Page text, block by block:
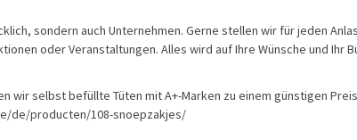
sondern auch Unternehmen. Gerne stellen wir für jeden
oder Veranstaltungen. Alles wird auf Ihre Wünsche und
wir selbst befüllte Tüten mit A+-Marken zu einem günstigen
de/producten/108-snoepzakjes/